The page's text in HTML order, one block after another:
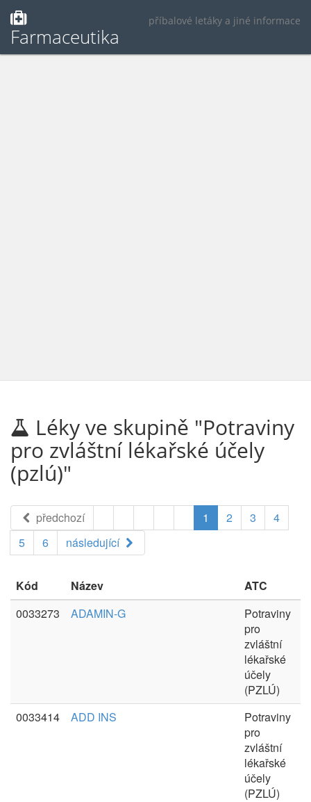
příbalové letáky a jiné informace
Farmaceutika
Léky ve skupině "Potraviny
pro zvláštní lékařské účely
(pzlú)"
předchozí 1 2 3
4
5
6 následující
Kód Název
ATC
0033273
ADAMIN-G
Potraviny
pro
zvláštní
lékařské
účely
(PZLÚ)
0033414
ADD INS
Potraviny
pro
zvláštní
lékařské
účely
(PZLÚ)